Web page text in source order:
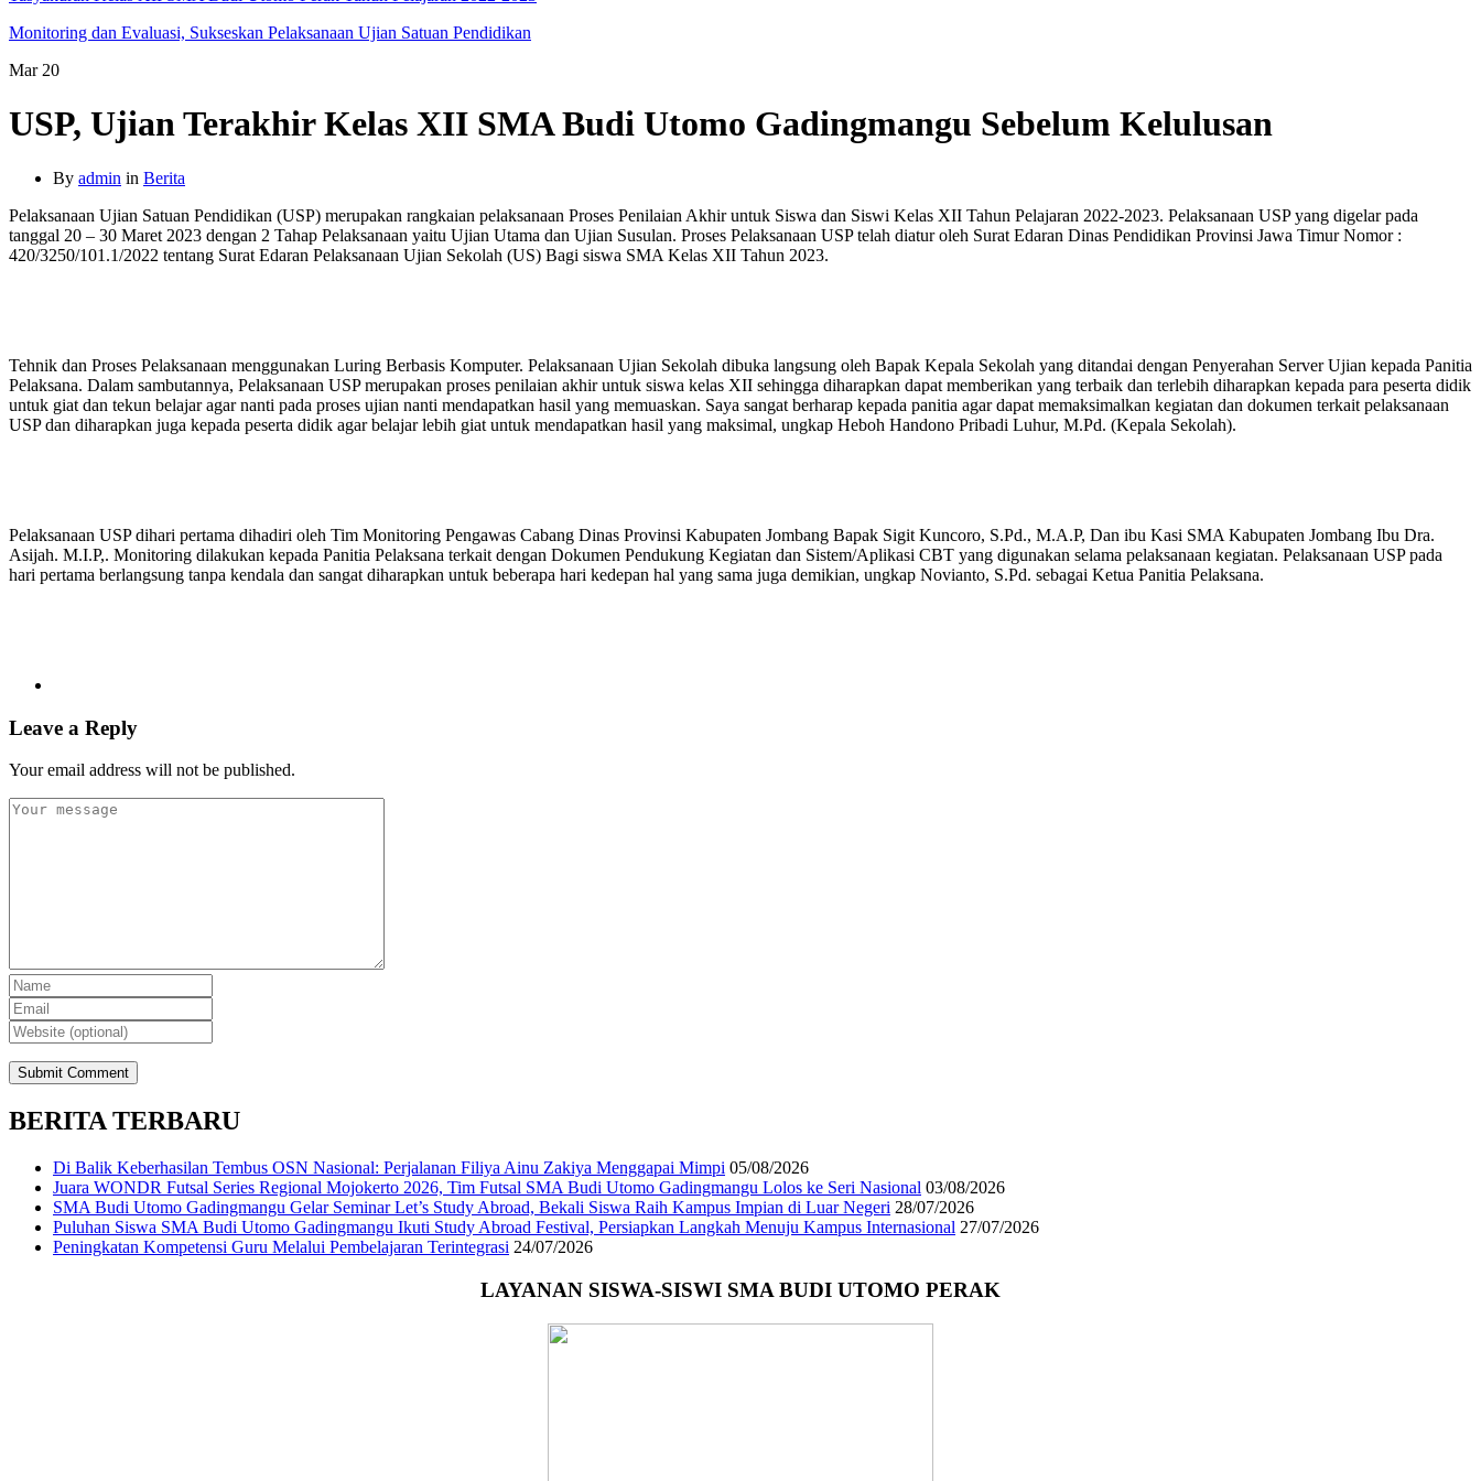
Monitoring dan Evaluasi, Sukseskan Pelaksanaan Ujian Satuan Pendidikan
Mar 20
USP, Ujian Terakhir Kelas XII SMA Budi Utomo Gadingmangu Sebelum Kelulusan
By admin in Berita
Pelaksanaan Ujian Satuan Pendidikan (USP) merupakan rangkaian pelaksanaan Proses Penilaian Akhir untuk Siswa dan Siswi Kelas XII Tahun Pelajaran 2022-2023. Pelaksanaan USP yang digelar pada
tanggal 20 – 30 Maret 2023 dengan 2 Tahap Pelaksanaan yaitu Ujian Utama dan Ujian Susulan. Proses Pelaksanaan USP telah diatur oleh Surat Edaran Dinas Pendidikan Provinsi Jawa Timur Nomor :
420/3250/101.1/2022 tentang Surat Edaran Pelaksanaan Ujian Sekolah (US) Bagi siswa SMA Kelas XII Tahun 2023.
Tehnik dan Proses Pelaksanaan menggunakan Luring Berbasis Komputer. Pelaksanaan Ujian Sekolah dibuka langsung oleh Bapak Kepala Sekolah yang ditandai dengan Penyerahan Server Ujian kepada Panitia
Pelaksana. Dalam sambutannya, Pelaksanaan USP merupakan proses penilaian akhir untuk siswa kelas XII sehingga diharapkan dapat memberikan yang terbaik dan terlebih diharapkan kepada para peserta didik
untuk giat dan tekun belajar agar nanti pada proses ujian nanti mendapatkan hasil yang memuaskan. Saya sangat berharap kepada panitia agar dapat memaksimalkan kegiatan dan dokumen terkait pelaksanaan
USP dan diharapkan juga kepada peserta didik agar belajar lebih giat untuk mendapatkan hasil yang maksimal, ungkap Heboh Handono Pribadi Luhur, M.Pd. (Kepala Sekolah).
Pelaksanaan USP dihari pertama dihadiri oleh Tim Monitoring Pengawas Cabang Dinas Provinsi Kabupaten Jombang Bapak Sigit Kuncoro, S.Pd., M.A.P, Dan ibu Kasi SMA Kabupaten Jombang Ibu Dra.
Asijah. M.I.P,. Monitoring dilakukan kepada Panitia Pelaksana terkait dengan Dokumen Pendukung Kegiatan dan Sistem/Aplikasi CBT yang digunakan selama pelaksanaan kegiatan. Pelaksanaan USP pada
hari pertama berlangsung tanpa kendala dan sangat diharapkan untuk beberapa hari kedepan hal yang sama juga demikian, ungkap Novianto, S.Pd. sebagai Ketua Panitia Pelaksana.
Leave a Reply
Your email address will not be published.
BERITA TERBARU
Di Balik Keberhasilan Tembus OSN Nasional: Perjalanan Filiya Ainu Zakiya Menggapai Mimpi 05/08/2026
Juara WONDR Futsal Series Regional Mojokerto 2026, Tim Futsal SMA Budi Utomo Gadingmangu Lolos ke Seri Nasional 03/08/2026
SMA Budi Utomo Gadingmangu Gelar Seminar Let’s Study Abroad, Bekali Siswa Raih Kampus Impian di Luar Negeri 28/07/2026
Puluhan Siswa SMA Budi Utomo Gadingmangu Ikuti Study Abroad Festival, Persiapkan Langkah Menuju Kampus Internasional 27/07/2026
Peningkatan Kompetensi Guru Melalui Pembelajaran Terintegrasi 24/07/2026
LAYANAN SISWA-SISWI SMA BUDI UTOMO PERAK